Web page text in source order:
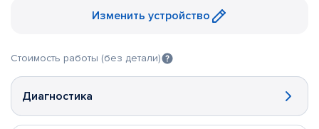
Изменить устройство
Стоимость работы (без детали)
Диагностика